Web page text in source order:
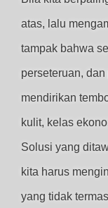
atas, lalu
tampak bahwa
perseteruan,
mendirikan
kulit, kelas
Solusi yang
kita harus
yang tidak